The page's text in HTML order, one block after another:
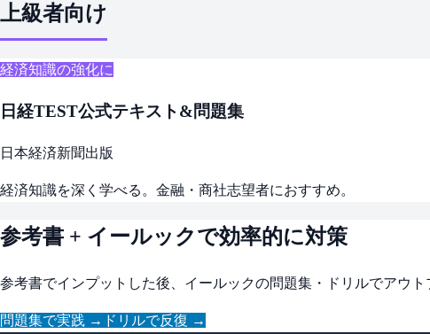
上級者向け
経済知識の強化に
日経TEST公式テキスト&問題集
日本経済新聞出版
経済知識を深く学べる。金融・商社志望者におすすめ。
参考書 + イールックで効率的に対策
参考書でインプットした後、イールックの問題集・ドリルでアウト
問題集で実践 → ドリルで反復 →